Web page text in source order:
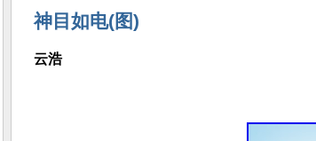
神目如电(图)
云浩